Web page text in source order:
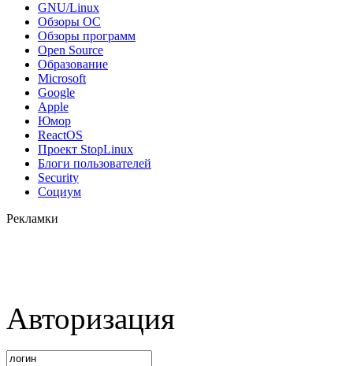
GNU/Linux
Обзоры ОС
Обзоры программ
Open Source
Образование
Microsoft
Google
Apple
Юмор
ReactOS
Проект StopLinux
Блоги пользователей
Security
Социум
Рекламки
Авторизация